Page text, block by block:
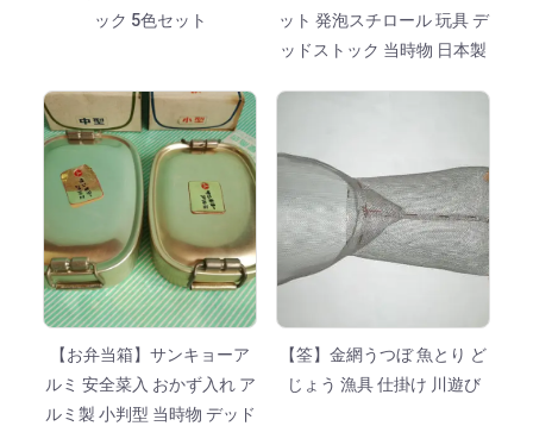
ック 5色セット
ット 発泡スチロール 玩具 デ
ッドストック 当時物 日本製
【お弁当箱】サンキョーア
ルミ 安全菜入 おかず入れ ア
ルミ製 小判型 当時物 デッド
【筌】金網うつぼ 魚とり ど
じょう 漁具 仕掛け 川遊び